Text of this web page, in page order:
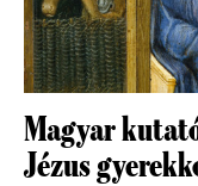
Magyar
Jézus